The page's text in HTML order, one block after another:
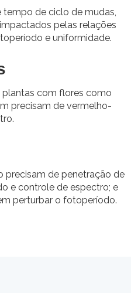
de ciclo de mudas,
pelas relações
e uniformidade.
com flores como
precisam de vermelho-
precisam de penetração de
e controle de espectro; e
perturbar o fotoperíodo.